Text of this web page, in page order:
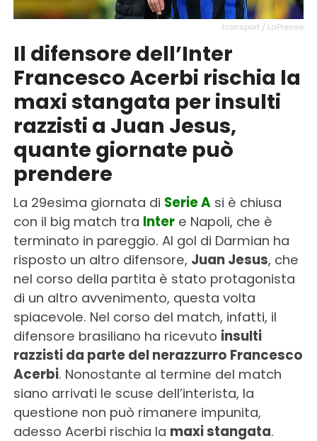
Iconsport / LaPresse
Il difensore dell’Inter
Francesco Acerbi rischia la
maxi stangata per insulti
razzisti a Juan Jesus,
quante giornate può
prendere
La 29esima giornata di Serie Asi è chiusa
con il big match tra Inter e Napoli, che è
terminato in pareggio. Al gol di Darmian ha
risposto un altro difensore, Juan Jesus, che
nel corso della partita è stato protagonista
di un altro avvenimento, questa volta
spiacevole. Nel corso del match, infatti, il
difensore brasiliano ha ricevuto insulti
razzisti da parte del nerazzurro Francesco
Acerbi. Nonostante al termine del match
siano arrivati le scuse dell’interista, la
questione non può rimanere impunita,
adesso Acerbi rischia la maxi stangata.